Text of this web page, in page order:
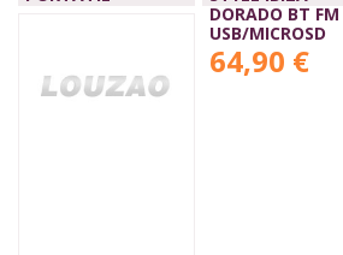
DORADO BT
USB/MICROSD
64,90 €